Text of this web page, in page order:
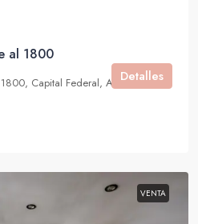
al 1800
Capital Federal, Argentina
Detalles
VENTA